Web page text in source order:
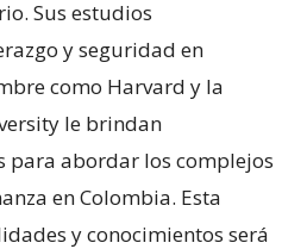
Sus estudios
y seguridad en
como Harvard y la
le brindan
para abordar los complejos
en Colombia. Esta
y conocimientos será